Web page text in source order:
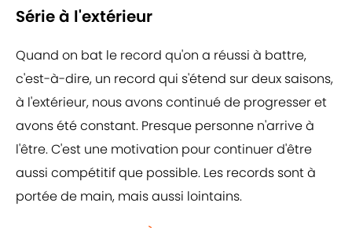
Série à l'extérieur
Quand on bat le record qu'on a réussi à battre,
c'est-à-dire, un record qui s'étend sur deux saisons,
à l'extérieur, nous avons continué de progresser et
avons été constant. Presque personne n'arrive à
l'être. C'est une motivation pour continuer d'être
aussi compétitif que possible. Les records sont à
portée de main, mais aussi lointains.